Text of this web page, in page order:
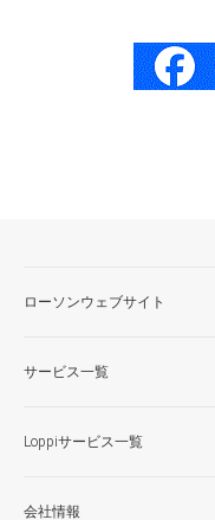
ローソンウェブサイト
サービス一覧
Loppiサービス一覧
会社情報